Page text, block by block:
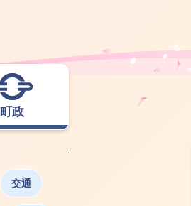
町政
交通